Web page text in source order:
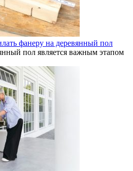
фанеру на деревянный пол
пол является важным этапом